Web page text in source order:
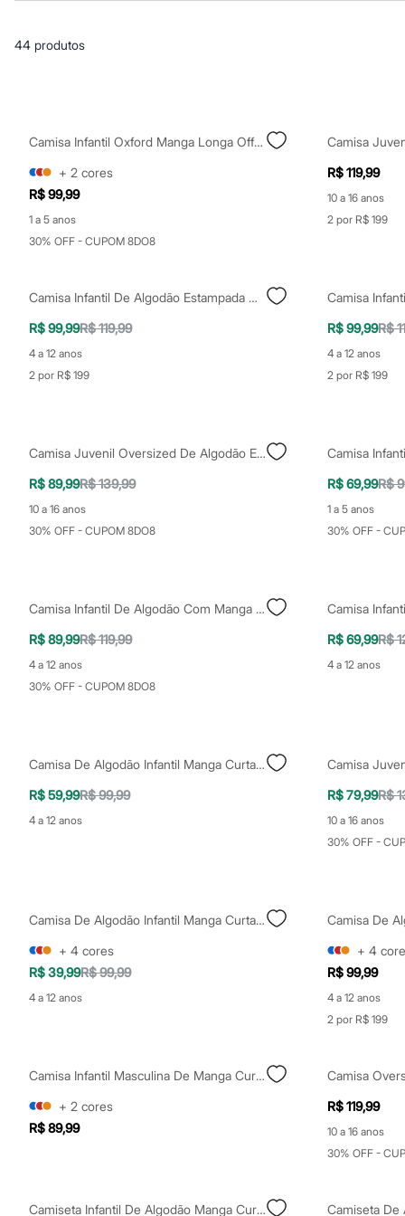
Casacos e Jaquetas
Macacões
Saias
Bonés e Chapéus
Bijoux
Cintos
Óculos
Relógios
Calçados
Botas
Chinelos
Sapatilhas
Marcas
City
Clock House
Mindset
Acessórios
Blusas
Calçados
Leggings
Shorts e Bermudas
Tops
Pijamas
Moda praia
Maiôs
Saídas de praia
Casacos e Jaquetas
Jeans
Moda esportiva
Shorts e Saias
Novidades
Roupas
Bermudas
Camisas
Calças
Camisetas e Regatas
Bolsas e Mochilas
Cintos
Carteiras
Chinelos
44 produtos
Camisa Infantil Oxford Manga Longa Off White
+ 2 cores
R$ 99,99
1 a 5 anos
30% OFF - CUPOM 8DO8
R$ 119,99
10 a 16 anos
2 por R$ 199
Camisa Infantil De Algodão Estampada Off White
R$ 99,99R$ 119,99
4 a 12 anos
2 por R$ 199
R$ 99,99R$
4 a 12 anos
2 por R$ 199
Camisa Juvenil Oversized De Algodão Estampada Off White
R$ 89,99R$ 139,99
10 a 16 anos
30% OFF - CUPOM 8DO8
R$ 69,99R$
1 a 5 anos
30% OFF -
Camisa Infantil De Algodão Com Manga Curta Branco
R$ 89,99R$ 119,99
4 a 12 anos
30% OFF - CUPOM 8DO8
R$ 69,99R$
4 a 12 anos
Camisa De Algodão Infantil Manga Curta Coqueiros Branca
R$ 59,99R$ 99,99
4 a 12 anos
R$ 79,99R$
10 a 16 anos
30% OFF -
Camisa De Algodão Infantil Manga Curta Com Bolso Branca
+ 4 cores
R$ 39,99R$ 99,99
4 a 12 anos
+ 4
R$ 99,99
4 a 12 anos
2 por R$ 199
Camisa Infantil Masculina De Manga Curta Em Algodão Slub Off White
+ 2 cores
R$ 89,99
R$ 119,99
10 a 16 anos
30% OFF -
Camiseta Infantil De Algodão Manga Curta Brasil Off White